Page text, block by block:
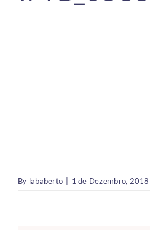
By lababerto 1 de Dezembro, 2018